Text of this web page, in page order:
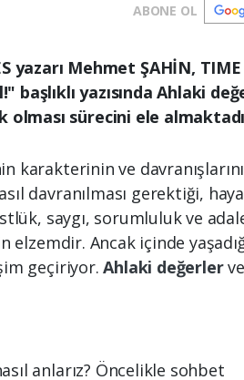
ABONE OL
yazarı Mehmet ŞAHİN,
başlıklı yazısında Ahlaki
olması sürecini ele
karakterinin ve
davranılması gerektiği,
saygı, sorumluluk ve
Ancak içinde
geçiriyor.Ahlaki değerler
anlarız? Öncelikle sohbet